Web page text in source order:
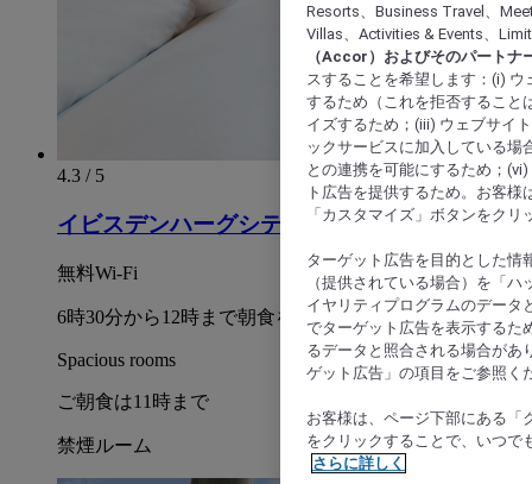
4.3 / 5
イビスデンハーグシティセンター
無料Wi-Fi
6時30分から12時まで朝食をご用意
Spacious rooms
ご朝食は11時まで
禁煙ルーム
Resorts、Business Travel、
Villas、Activities & Events、
（Accor）およびそのパートナ
スすることを希望します：(i)
するため（これを拒否すること
イズするため；(iii) ウェブサイ
ックサービスに加入している場
との連携を可能にするため；
ト広告を提供するため。お客
「カスタマイズ」ボタンをク
ターゲット広告を目的とした情
（提供されている場合）を「
イヤリティプログラムのデータ
でターゲット広告を表示するた
るデータと照合される場合があ
ゲット広告」の項目をご参照く
お客様は、ページ下部にある「
をクリックすることで、いつで
さらに詳しく